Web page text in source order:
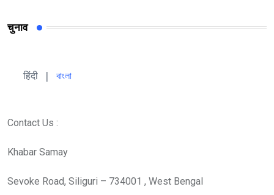
चुनाव
हिंदी বাংলা
Contact Us :
Khabar Samay
Sevoke Road, Siliguri – 734001 , West Bengal